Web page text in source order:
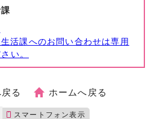
活課へのお問い合わせは専用
い。
る ホームへ戻る
スマートフォン表示